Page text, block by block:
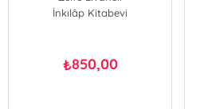
İnkılâp Kitabevi
₺850,00